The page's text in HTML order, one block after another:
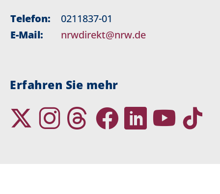
Telefon:
0211837-01
E-Mail:
nrwdirekt@nrw.de
Erfahren Sie mehr